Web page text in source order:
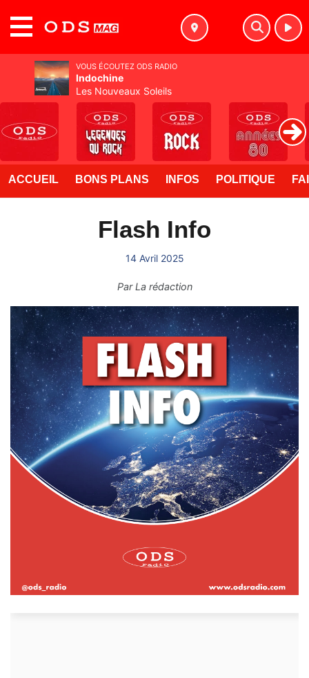
ACCUEIL BONS PLANS INFOS POLITIQUE
Flash Info
14 Avril 2025
ParLa rédaction
VOUS ÉCOUTEZ ODS RADIO
Indochine
Les Nouveaux Soleils